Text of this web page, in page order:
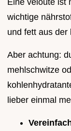
wichtige
und fett aus der
Aber achtung:
mehlschwitze
lieber einmal